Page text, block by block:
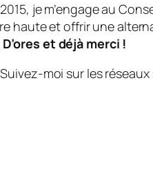
je m’engage au
haute et offrir une
D’ores et déjà merci !
moi sur les réseaux